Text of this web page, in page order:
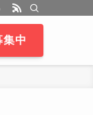
集中